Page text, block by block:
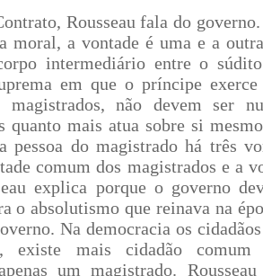
Rousseau fala do governo.
moral, a vontade é uma e a
intermediário entre o
em que o príncipe
magistrados, não devem ser
quanto mais atua sobre si
pessoa do magistrado há três
comum dos magistrados e a
explica porque o governo
o absolutismo que reinava na
Na democracia os
existe mais cidadão comum
um magistrado.